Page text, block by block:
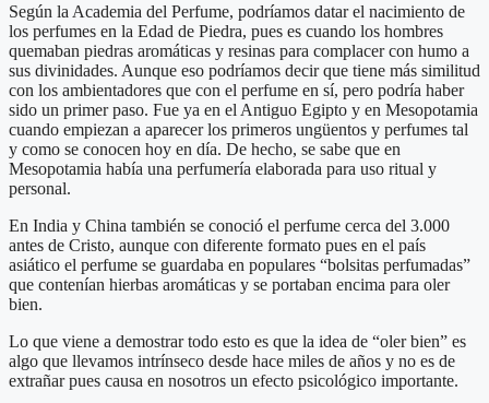
Según la Academia del Perfume, podríamos datar el nacimiento de
los perfumes en la Edad de Piedra, pues es cuando los hombres
quemaban piedras aromáticas y resinas para complacer con humo a
sus divinidades. Aunque eso podríamos decir que tiene más similitud
con los ambientadores que con el perfume en sí, pero podría haber
sido un primer paso. Fue ya en el Antiguo Egipto y en Mesopotamia
cuando empiezan a aparecer los primeros ungüentos y perfumes tal
y como se conocen hoy en día. De hecho, se sabe que en
Mesopotamia había una perfumería elaborada para uso ritual y
personal.
En India y China también se conoció el perfume cerca del 3.000
antes de Cristo, aunque con diferente formato pues en el país
asiático el perfume se guardaba en populares “bolsitas perfumadas”
que contenían hierbas aromáticas y se portaban encima para oler
bien.
Lo que viene a demostrar todo esto es que la idea de “oler bien” es
algo que llevamos intrínseco desde hace miles de años y no es de
extrañar pues causa en nosotros un efecto psicológico importante.